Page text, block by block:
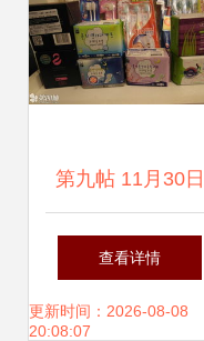
第九帖 11月30日
更新，日用品与护
肤品省钱精选指南
查看详情
更新时间：2026-08-08
20:08:07